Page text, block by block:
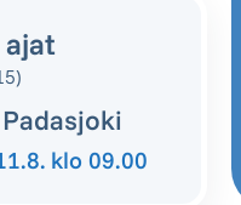
ajat
Padasjoki
klo 09.00